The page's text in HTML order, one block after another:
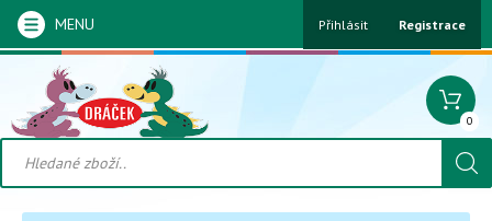
MENU Přihlásit Registrace
0